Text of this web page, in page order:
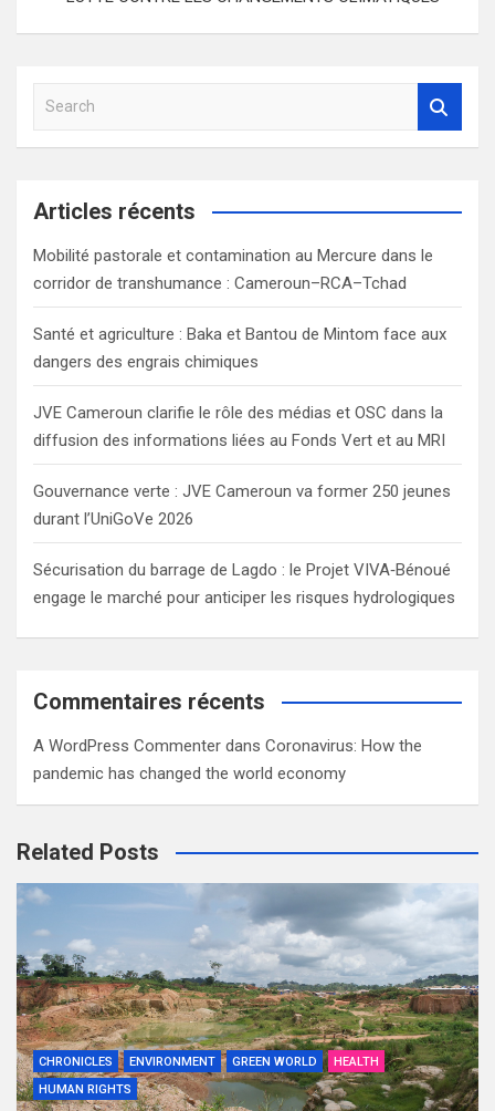
a
c
Articles récents
Mobilité pastorale et contamination au Mercure dans le
corridor de transhumance : Cameroun–RCA–Tchad
Santé et agriculture : Baka et Bantou de Mintom face aux
dangers des engrais chimiques
JVE Cameroun clarifie le rôle des médias et OSC dans la
diffusion des informations liées au Fonds Vert et au MRI
Gouvernance verte : JVE Cameroun va former 250 jeunes
durant l’UniGoVe 2026
Sécurisation du barrage de Lagdo : le Projet VIVA‑Bénoué
engage le marché pour anticiper les risques hydrologiques
Commentaires récents
A WordPress Commenter dans Coronavirus: How the
pandemic has changed the world economy
Related Posts
CHRONICLES ENVIRONMENT GREEN WORLD
HEALTH
HUMAN RIGHTS